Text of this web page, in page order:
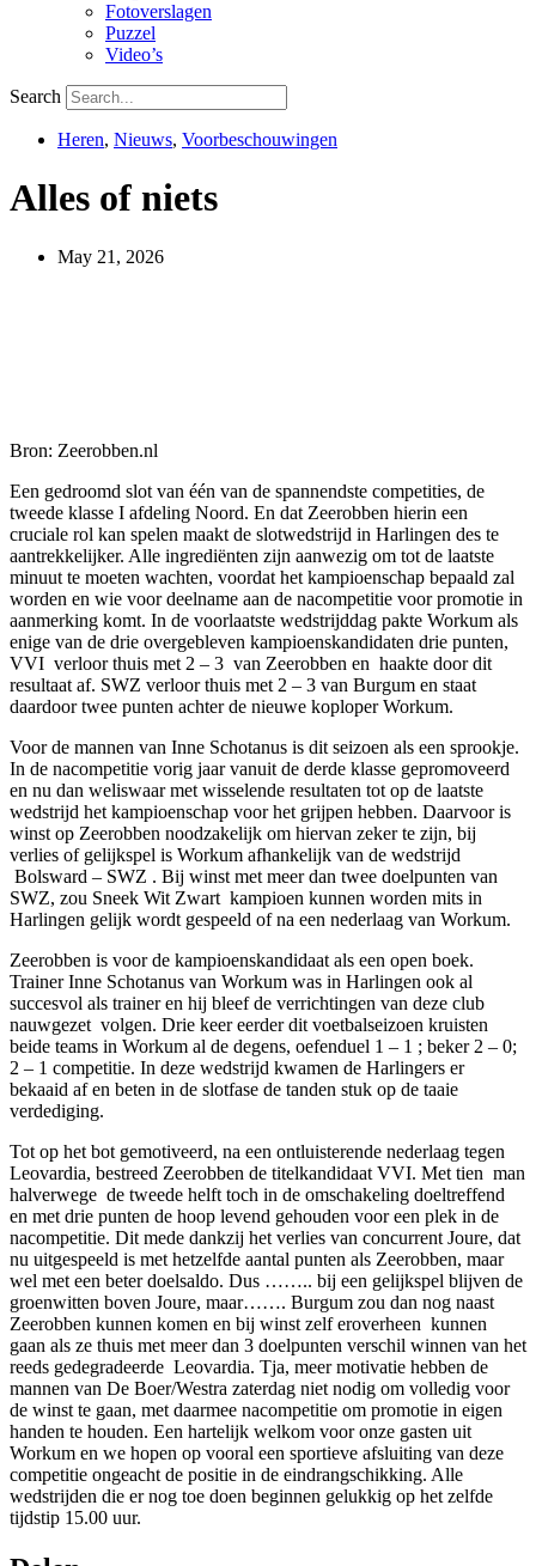
Fotoverslagen
Puzzel
Video’s
Search
Heren, Nieuws, Voorbeschouwingen
Alles of niets
May 21, 2026
Bron: Zeerobben.nl
Een gedroomd slot van één van de spannendste competities, de
tweede klasse I afdeling Noord. En dat Zeerobben hierin een
cruciale rol kan spelen maakt de slotwedstrijd in Harlingen des te
aantrekkelijker. Alle ingrediënten zijn aanwezig om tot de laatste
minuut te moeten wachten, voordat het kampioenschap bepaald zal
worden en wie voor deelname aan de nacompetitie voor promotie in
aanmerking komt. In de voorlaatste wedstrijddag pakte Workum als
enige van de drie overgebleven kampioenskandidaten drie punten,
VVI verloor thuis met 2 – 3 van Zeerobben en haakte door dit
resultaat af. SWZ verloor thuis met 2 – 3 van Burgum en staat
daardoor twee punten achter de nieuwe koploper Workum.
Voor de mannen van Inne Schotanus is dit seizoen als een sprookje.
In de nacompetitie vorig jaar vanuit de derde klasse gepromoveerd
en nu dan weliswaar met wisselende resultaten tot op de laatste
wedstrijd het kampioenschap voor het grijpen hebben. Daarvoor is
winst op Zeerobben noodzakelijk om hiervan zeker te zijn, bij
verlies of gelijkspel is Workum afhankelijk van de wedstrijd
Bolsward – SWZ . Bij winst met meer dan twee doelpunten van
SWZ, zou Sneek Wit Zwart kampioen kunnen worden mits in
Harlingen gelijk wordt gespeeld of na een nederlaag van Workum.
Zeerobben is voor de kampioenskandidaat als een open boek.
Trainer Inne Schotanus van Workum was in Harlingen ook al
succesvol als trainer en hij bleef de verrichtingen van deze club
nauwgezet volgen. Drie keer eerder dit voetbalseizoen kruisten
beide teams in Workum al de degens, oefenduel 1 – 1 ; beker 2 – 0;
2 – 1 competitie. In deze wedstrijd kwamen de Harlingers er
bekaaid af en beten in de slotfase de tanden stuk op de taaie
verdediging.
Tot op het bot gemotiveerd, na een ontluisterende nederlaag tegen
Leovardia, bestreed Zeerobben de titelkandidaat VVI. Met tien man
halverwege de tweede helft toch in de omschakeling doeltreffend
en met drie punten de hoop levend gehouden voor een plek in de
nacompetitie. Dit mede dankzij het verlies van concurrent Joure, dat
nu uitgespeeld is met hetzelfde aantal punten als Zeerobben, maar
wel met een beter doelsaldo. Dus …….. bij een gelijkspel blijven de
groenwitten boven Joure, maar……. Burgum zou dan nog naast
Zeerobben kunnen komen en bij winst zelf eroverheen kunnen
gaan als ze thuis met meer dan 3 doelpunten verschil winnen van het
reeds gedegradeerde Leovardia. Tja, meer motivatie hebben de
mannen van De Boer/Westra zaterdag niet nodig om volledig voor
de winst te gaan, met daarmee nacompetitie om promotie in eigen
handen te houden. Een hartelijk welkom voor onze gasten uit
Workum en we hopen op vooral een sportieve afsluiting van deze
competitie ongeacht de positie in de eindrangschikking. Alle
wedstrijden die er nog toe doen beginnen gelukkig op het zelfde
tijdstip 15.00 uur.